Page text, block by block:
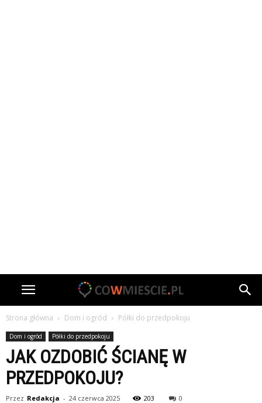
Strona główna Dom i ogród Półki do przedpokoju
Dom i ogród Półki do przedpokoju
JAK OZDOBIĆ ŚCIANĘ W
PRZEDPOKOJU?
Przez Redakcja - 24 czerwca 2025 203 0